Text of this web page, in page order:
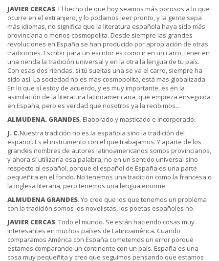
JAVIER CERCAS. El hecho de que hoy seamos más porosos a lo que
ocurre en el extranjero, y lo podamos leer pronto, y la gente sepa
más idiomas, no significa que la literatura española haya sido más
provinciana o menos cosmopolita. Desde siempre las grandes
revoluciones en España se han producido por apropiación de otras
tradiciones. Escribir para un escritor es como ir en un carro, tener en
una rienda la tradición universal y en la otra la lengua de tu país.
Con esas dos riendas, si tú sueltas una se va el carro, siempre ha
sido así. La sociedad no es más cosmopolita, está más globalizada.
En lo que sí estoy de acuerdo, y es muy importante, es en la
asimilación de la literatura latinoamericana, que empieza enseguida
en España, pero es verdad que nosotros ya la recibimos...
ALMUDENA. GRANDES. Elaborado y masticado e incorporado.
J. C.Nuestra tradición no es la española sino la tradición del
español. Es el instrumento con el que trabajamos. Y aparte de los
grandes nombres de autores latinoamericanos somos provincianos,
y ahora sí utilizaría esa palabra, no en un sentido universal sino
respecto al español, porque el español de España es una parte
pequeñita en el fondo. No tenemos una tradición como la francesa o
la inglesa literaria, pero tenemos una lengua enorme.
ALMUDENA GRANDES. Yo creo que los que tenemos un problema
con la tradición somos los novelistas, los poetas españoles no.
JAVIER CERCAS. Todo el mundo. Se están haciendo cosas muy
interesantes en muchos países de Latinoamérica. Cuando
comparamos América con España cometemos un error porque
estamos comparando un continente con un país. España es una
cosa muy pequeñita y creo que seguimos pensando que estamos